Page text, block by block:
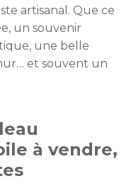
artisanal. Que ce
un souvenir
une belle
et souvent un
à vendre,